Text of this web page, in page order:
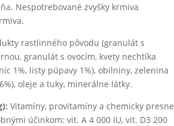
Nespotrebované zvyšky krmiva
rastlinného pôvodu (granulát s
granulát s ovocím, kvety nechtíka
1%, listy púpavy 1%), obilniny, zelenina
oleje a tuky, minerálne látky.
Vitamíny, provitamíny a chemicky presne
účinkom: vit. A 4 000 IU, vit. D3 200